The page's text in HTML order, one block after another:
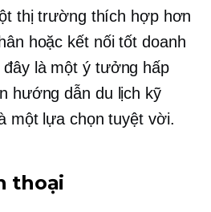
thị trường thích hợp hơn
hoặc kết nối tốt doanh
là một ý tưởng hấp
hướng dẫn du lịch kỹ
một lựa chọn tuyệt vời.
thoại